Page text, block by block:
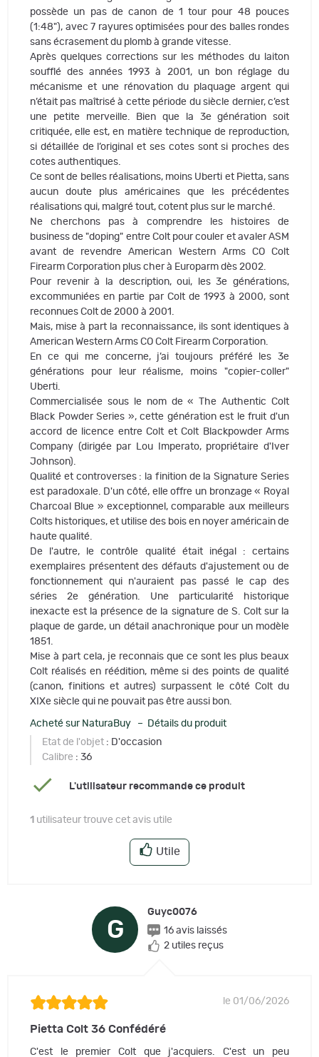
possède un pas de canon de 1 tour pour 48 pouces
(1:48"), avec 7 rayures optimisées pour des balles rondes
sans écrasement du plomb à grande vitesse.
Après quelques corrections sur les méthodes du laiton
soufflé des années 1993 à 2001, un bon réglage du
mécanisme et une rénovation du plaquage argent qui
n’était pas maîtrisé à cette période du siècle dernier, c’est
une petite merveille. Bien que la 3e génération soit
critiquée, elle est, en matière technique de reproduction,
si détaillée de l’original et ses cotes sont si proches des
cotes authentiques.
Ce sont de belles réalisations, moins Uberti et Pietta, sans
aucun doute plus américaines que les précédentes
réalisations qui, malgré tout, cotent plus sur le marché.
Ne cherchons pas à comprendre les histoires de
business de "doping" entre Colt pour couler et avaler ASM
avant de revendre American Western Arms CO Colt
Firearm Corporation plus cher à Europarm dès 2002.
Pour revenir à la description, oui, les 3e générations,
excommuniées en partie par Colt de 1993 à 2000, sont
reconnues Colt de 2000 à 2001.
Mais, mise à part la reconnaissance, ils sont identiques à
American Western Arms CO Colt Firearm Corporation.
En ce qui me concerne, j’ai toujours préféré les 3e
générations pour leur réalisme, moins "copier-coller"
Uberti.
Commercialisée sous le nom de « The Authentic Colt
Black Powder Series », cette génération est le fruit d'un
accord de licence entre Colt et Colt Blackpowder Arms
Company (dirigée par Lou Imperato, propriétaire d'Iver
Johnson).
Qualité et controverses : la finition de la Signature Series
est paradoxale. D'un côté, elle offre un bronzage « Royal
Charcoal Blue » exceptionnel, comparable aux meilleurs
Colts historiques, et utilise des bois en noyer américain de
haute qualité.
De l'autre, le contrôle qualité était inégal : certains
exemplaires présentent des défauts d'ajustement ou de
fonctionnement qui n'auraient pas passé le cap des
séries 2e génération. Une particularité historique
inexacte est la présence de la signature de S. Colt sur la
plaque de garde, un détail anachronique pour un modèle
1851.
Mise à part cela, je reconnais que ce sont les plus beaux
Colt réalisés en réédition, même si des points de qualité
(canon, finitions et autres) surpassent le côté Colt du
XIXe siècle qui ne pouvait pas être aussi bon.
Acheté sur NaturaBuy – Détails du produit
Etat de l'objet : D'occasion
Calibre : 36
L'utilisateur recommande ce produit
1 utilisateur trouve cet avis utile
Utile
G
Guyc0076
16 avis laissés
2 utiles reçus
le 01/06/2026
Pietta Colt 36 Confédéré
C'est le premier Colt que j'acquiers. C'est un peu